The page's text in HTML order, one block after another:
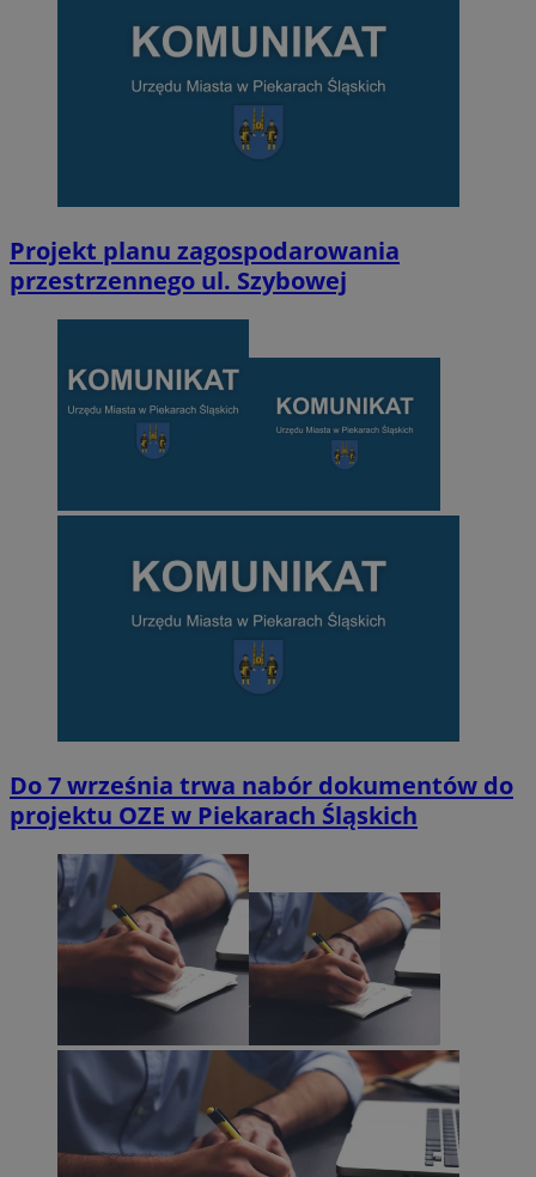
Projekt planu zagospodarowania
przestrzennego ul. Szybowej
Do 7 września trwa nabór dokumentów do
projektu OZE w Piekarach Śląskich